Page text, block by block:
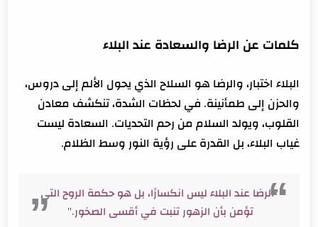
كلمات عن الرضا والسعادة عند البلاء
البلاء اختبار، والرضا هو السلاح الذي يحول الألم إلى دروس،
والحزن إلى طمأنينة. في لحظات الشدة، تنكشف معادن
القلوب، ويولد السلام من رحم التحديات. السعادة ليست
غياب البلاء، بل القدرة على رؤية النور وسط الظلام.
"الرضا عند البلاء ليس انكسارًا، بل هو حكمة الروح التي
تؤمن بأن الزهور تنبت في أقسى الصخور."